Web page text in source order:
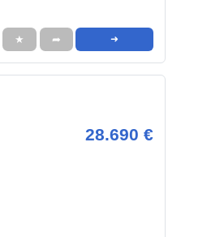
★ ➦ ➜
28.690 €